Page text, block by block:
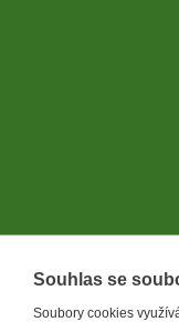
Souhlas se
Soubory cookies